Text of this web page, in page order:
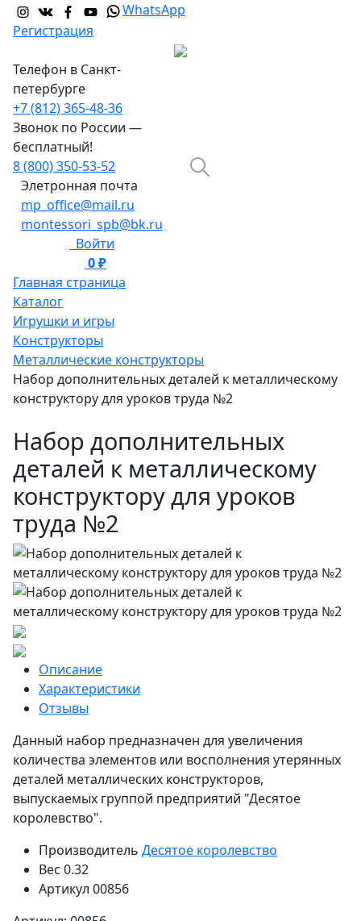
WhatsApp
Регистрация
Телефон в Санкт-
петербурге
+7 (812) 365-48-36
Звонок по России —
бесплатный!
8 (800) 350-53-52
Элетронная почта
mp_office@mail.ru
montessori_spb@bk.ru
Войти
0 ₽
Главная страница
Каталог
Игрушки и игры
Конструкторы
Металлические конструкторы
Набор дополнительных деталей к металлическому
конструктору для уроков труда №2
Набор дополнительных
деталей к металлическому
конструктору для уроков
труда №2
Описание
Характеристики
Отзывы
Данный набор предназначен для увеличения
количества элементов или восполнения утерянных
деталей металлических конструкторов,
выпускаемых группой предприятий "Десятое
королевство".
Производитель Десятое королевство
Вес 0.32
Артикул 00856